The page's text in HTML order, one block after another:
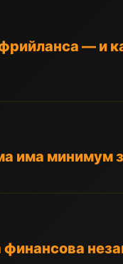
— и
има минимум
финансова